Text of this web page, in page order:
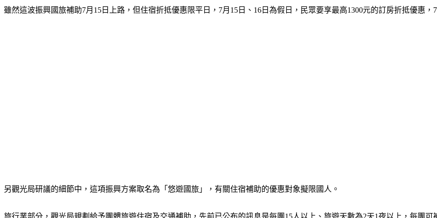
雖然這波振興國旅補助7月15日上路，但住宿折抵優惠限平日，7月15日、16日為假日，民眾要享最高1300元的訂房折抵優惠，
另觀光局研議的細節中，這項振興方案取名為「悠遊國旅」，有關住宿補助的優惠對象擬限國人。
旅行業部分，觀光局規劃給予團體旅遊住宿及交通補助，先前已公布的訊息是每團15人以上、旅遊天數為2天1夜以上，每團